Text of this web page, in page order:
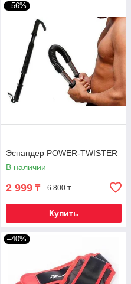
–56%
Эспандер POWER-TWISTER
В наличии
2 999 ₸ 6 800 ₸
Купить
–40%